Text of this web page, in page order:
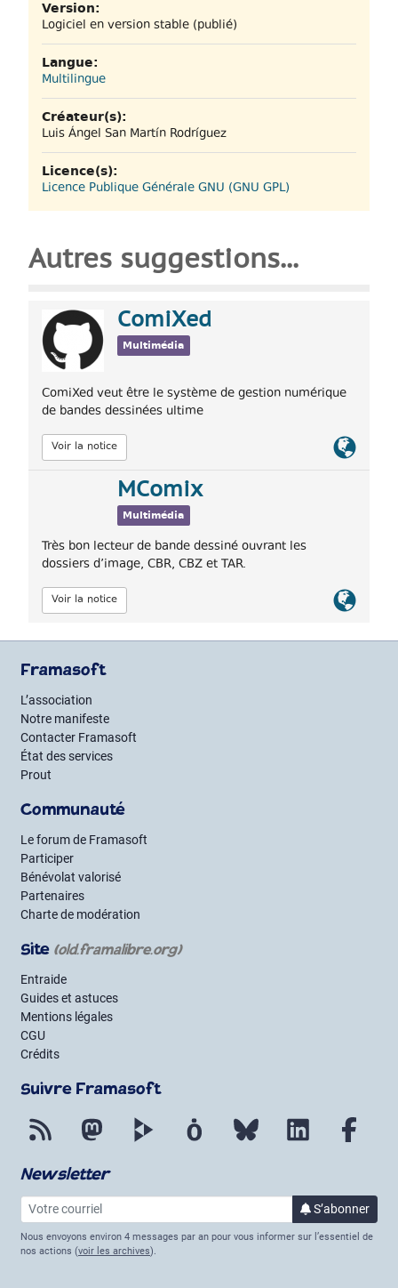
Version:
Logiciel en version stable (publié)
Langue:
Multilingue
Créateur(s):
Luis Ángel San Martín Rodríguez
Licence(s):
Licence Publique Générale GNU (GNU GPL)
Autres suggestions...
ComiXed
Multimédia
ComiXed veut être le système de gestion numérique
de bandes dessinées ultime
Voir la notice
Lien
MComix
Multimédia
Très bon lecteur de bande dessiné ouvrant les
dossiers d’image, CBR, CBZ et TAR.
Voir la notice
Lien
Framasoft
L’association
Notre manifeste
Contacter Framasoft
État des services
Prout
Communauté
Le forum de Framasoft
Participer
Bénévolat valorisé
Partenaires
Charte de modération
Site (old.framalibre.org)
Entraide
Guides et astuces
Mentions légales
CGU
Crédits
Suivre Framasoft
Flux RSS Mastodon PeerTube Mobilizon Bluesky LinkedIn
Newsletter
Votre courriel
S’abonner
à la lettre
Nous envoyons environ 4 messages par an pour vous informer sur l’essentiel de
nos actions (voir les archives).